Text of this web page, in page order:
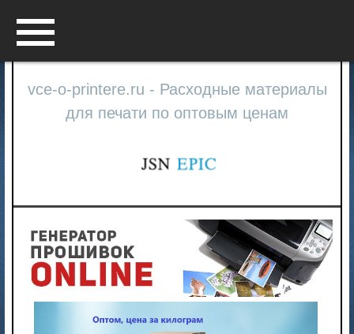
vce-o-printere.ru - Расходные материалы
для печати по оптовым ценам